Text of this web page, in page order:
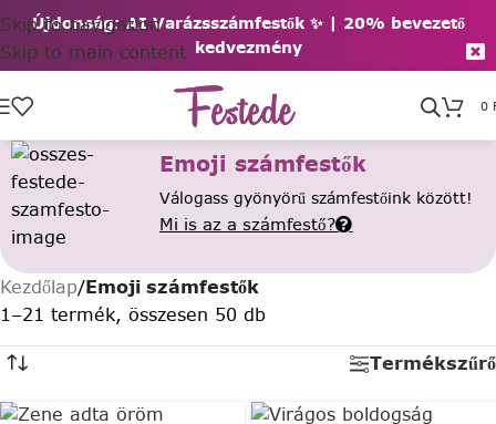
Újdonság: AI Varázsszámfestők ✨ | 20% bevezető
kedvezmény
Skip to navigation
Skip to main content
0
Emoji számfestők
Válogass gyönyörű számfestőink között!
Mi is az a számfestő?
Kezdőlap/Emoji számfestők
1–21 termék, összesen 50 db
Termékszűrő